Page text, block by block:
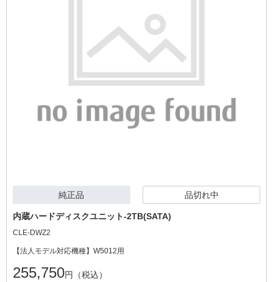
純正品 品切れ中
内蔵ハードディスクユニット-2TB(SATA)
CLE-DWZ2
【法人モデル対応機種】W5012用
255,750円（税込）